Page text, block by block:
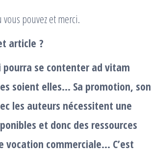
pouvez et merci.
article ?
pourra se contenter ad vitam
soient elles… Sa promotion, son
les auteurs nécessitent une
et donc des ressources
vocation commerciale… C’est